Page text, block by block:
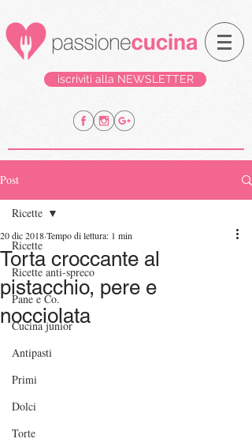
iscriviti alla NEWSLETTER
Post
Ricette
Ricette anti-spreco
Pane e Co.
Cucina junior
Antipasti
Primi
Dolci
Torte
Ricette
Torta croccante al
pistacchio, pere e
nocciolata
20 dic 2018Tempo di lettura: 1 min